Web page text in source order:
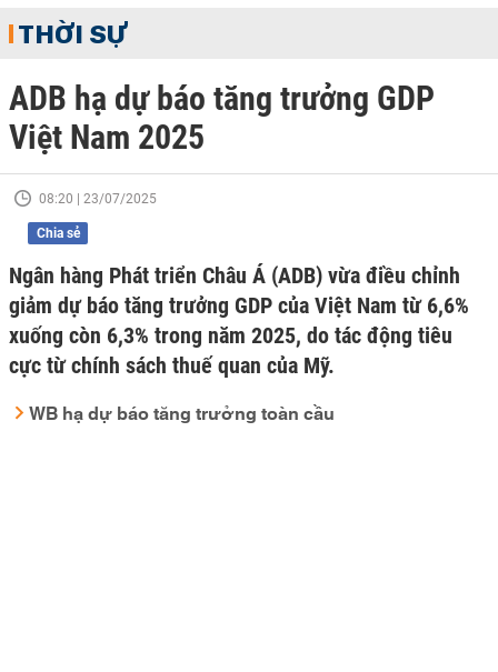
THỜI SỰ
ADB hạ dự báo tăng trưởng GDP
Việt Nam 2025
08:20 | 23/07/2025
Chia sẻ
Ngân hàng Phát triển Châu Á (ADB) vừa điều chỉnh
giảm dự báo tăng trưởng GDP của Việt Nam từ 6,6%
xuống còn 6,3% trong năm 2025, do tác động tiêu
cực từ chính sách thuế quan của Mỹ.
WB hạ dự báo tăng trưởng toàn cầu